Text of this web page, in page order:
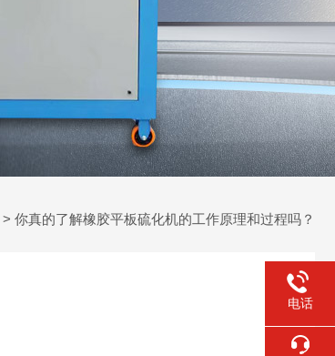
> 你真的了解橡胶平板硫化机的工作原理和过程吗？
电话